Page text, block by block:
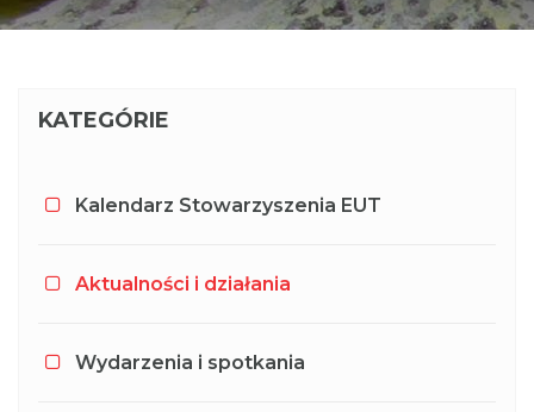
KATEGÓRIE
Kalendarz Stowarzyszenia EUT
Aktualności i działania
Wydarzenia i spotkania